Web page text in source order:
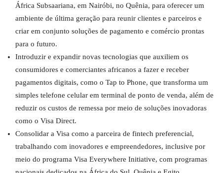
África Subsaariana, em Nairóbi, no Quênia, para oferecer um
ambiente de última geração para reunir clientes e parceiros e
criar em conjunto soluções de pagamento e comércio prontas
para o futuro.
Introduzir e expandir novas tecnologias que auxiliem os
consumidores e comerciantes africanos a fazer e receber
pagamentos digitais, como o Tap to Phone, que transforma um
simples telefone celular em terminal de ponto de venda, além de
reduzir os custos de remessa por meio de soluções inovadoras
como o Visa Direct.
Consolidar a Visa como a parceira de fintech preferencial,
trabalhando com inovadores e empreendedores, inclusive por
meio do programa Visa Everywhere Initiative, com programas